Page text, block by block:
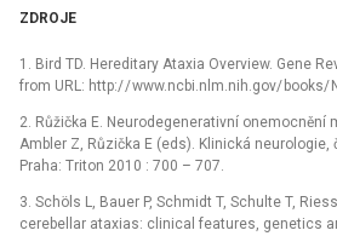
ZDROJE
1. Bird TD. Hereditary Ataxia Overview. Gene
from URL: http:/ / www.ncbi.nlm.nih.gov/ books/
2. Růžička E. Neurodegenerativní onemocnění
Ambler Z, Růzička E (eds). Klinická neurologie,
Praha: Triton 2010 : 700 –⁠ 707.
3. Schöls L, Bauer P, Schmidt T, Schulte T,
cerebellar ataxias: clinical features, genetics